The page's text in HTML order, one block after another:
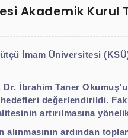
Akademik Kurul
İmam Üniversitesi
İbrahim Taner
değerlendirildi.
artırılmasına
ardından